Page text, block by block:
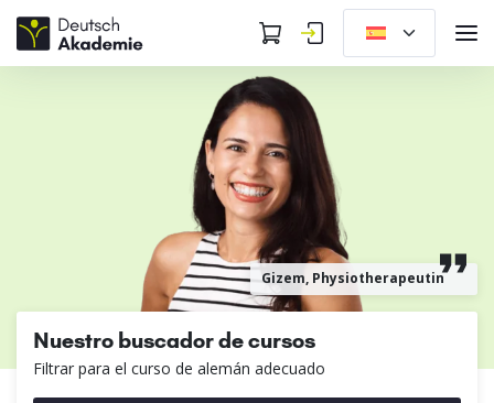
Gizem, Physiotherapeutin
Nuestro buscador de cursos
Filtrar para el curso de alemán adecuado